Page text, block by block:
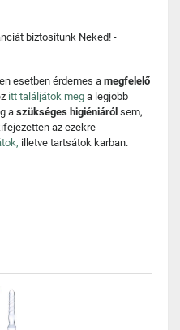
biztosítunk Neked! -
esetben érdemes a megfelelő
itt találjátok meg a legjobb
a szükséges higiéniáról sem,
az ezekre
illetve tartsátok karban.